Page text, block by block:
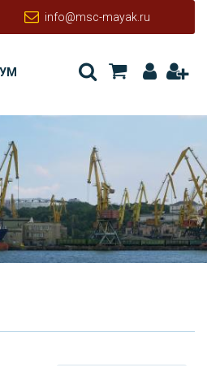
info@msc-mayak.ru